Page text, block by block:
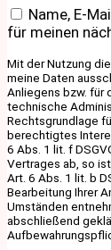
Name, E-
für meinen
Mit der Nutzung
meine Daten
Anliegens bzw. für
technische
Rechtsgrundlage
berechtigtes
6 Abs. 1 lit. f
Vertrages ab, so
Art. 6 Abs. 1 lit. b
Bearbeitung Ihrer
Umständen
abschließend